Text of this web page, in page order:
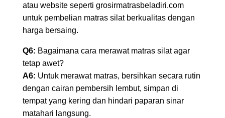
atau website seperti grosirmatrasbeladiri.com
untuk pembelian matras silat berkualitas dengan
harga bersaing.
Q6: Bagaimana cara merawat matras silat agar
tetap awet?
A6: Untuk merawat matras, bersihkan secara rutin
dengan cairan pembersih lembut, simpan di
tempat yang kering dan hindari paparan sinar
matahari langsung.